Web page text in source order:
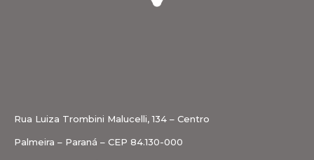
Rua Luiza Trombini Malucelli, 134 – Centro
Palmeira – Paraná – CEP 84.130-000